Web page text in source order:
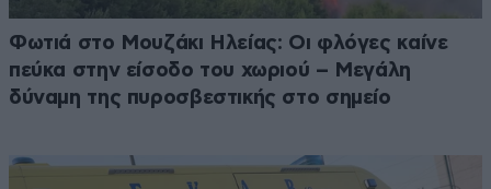
Φωτιά στο Μουζάκι Ηλείας: Οι φλόγες καίνε
πεύκα στην είσοδο του χωριού – Μεγάλη
δύναμη της πυροσβεστικής στο σημείο